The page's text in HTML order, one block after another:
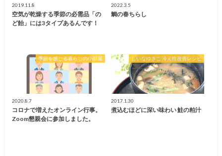
2019.11.8
空気が乾燥する季節の必需品「の
ど飴」には3タイプあるんです！
2022.3.5
鯛の春ちらし
季節を感じる暮らしの小部屋
2020.8.7
コロナで増えたオンライン行事。
Zoom懇親会に参加しました。
しいなゆきこ 冷え性改善レシピ
2017.1.30
煮込むほどに深い味わい 鮭の粕汁